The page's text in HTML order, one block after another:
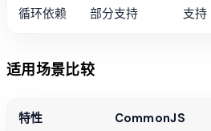
循环依赖 部分支持 支持
适用场景比较
特性 CommonJS